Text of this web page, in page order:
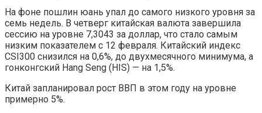
На фоне пошлин юань упал до самого низкого уровня за
семь недель. В четверг китайская валюта завершила
сессию на уровне 7,3043 за доллар, что стало самым
низким показателем с 12 февраля. Китайский индекс
CSI300 снизился на 0,6%, до двухмесячного минимума, а
гонконгский Hang Seng (HIS) — на 1,5%.
Китай запланировал рост ВВП в этом году на уровне
примерно 5%.